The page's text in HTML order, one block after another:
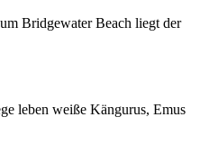
Bridgewater Beach liegt der
leben weiße Kängurus, Emus